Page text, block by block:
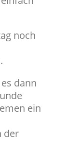
noch
dann
ein
der